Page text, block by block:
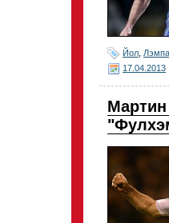
Йол
17.04.2013
Мартин